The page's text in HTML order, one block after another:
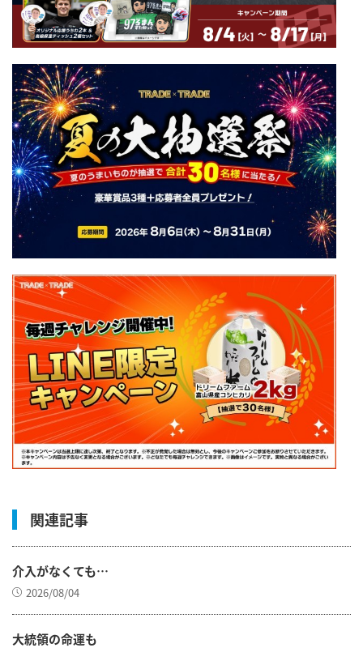
関連記事
介入がなくても…
2026/08/04
大統領の命運も